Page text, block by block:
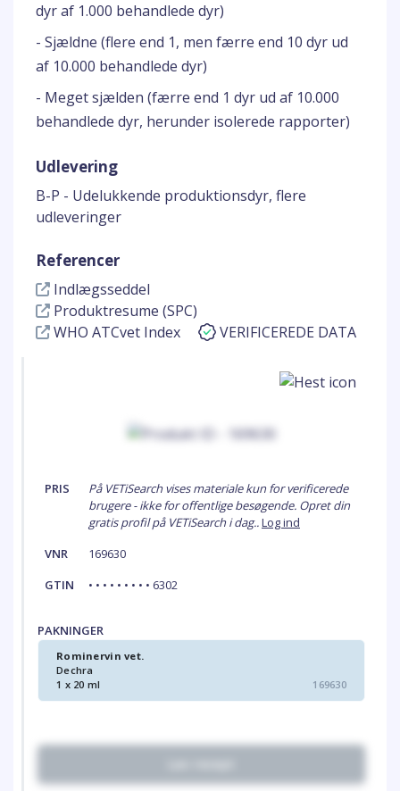
dyr af 1.000 behandlede dyr)
- Sjældne (flere end 1, men færre end 10 dyr ud
af 10.000 behandlede dyr)
- Meget sjælden (færre end 1 dyr ud af 10.000
behandlede dyr, herunder isolerede rapporter)
Udlevering
B-P - Udelukkende produktionsdyr, flere
udleveringer
Referencer
Indlægsseddel
Produktresume (SPC)
WHO ATCvet Index
VERIFICEREDE DATA
PRIS
På VETiSearch vises materiale kun for verificerede
brugere - ikke for offentlige besøgende. Opret din
gratis profil på VETiSearch i dag..Log ind
VNR
169630
GTIN
• • • • • • • • • 6302
PAKNINGER
Rominervin vet.
Dechra
1 x 20 ml
169630